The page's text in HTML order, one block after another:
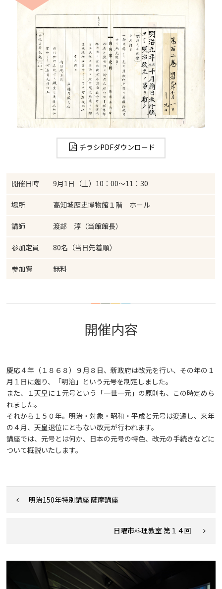
チラシPDFダウンロード
開催日時 9月1日（土）10：00～11：30
場所 高知城歴史博物館１階 ホール
講師 渡部 淳（当館館長）
参加定員 80名（当日先着順）
参加費 無料
開催内容
慶応４年（１８６８）９月８日、新政府は改元を行い、その年の１
月１日に遡り、「明治」という元号を制定しました。
また、１天皇に１元号という「一世一元」の原則も、この時定めら
れました。
それから１５０年。明治・対象・昭和・平成と元号は変遷し、来年
の４月、天皇退位にともない改元が行われます。
講座では、元号とは何か、日本の元号の特色、改元の手続きなどに
ついて概説いたします。
明治150年特別講座 薩摩講座
日曜市料理教室 第１４回